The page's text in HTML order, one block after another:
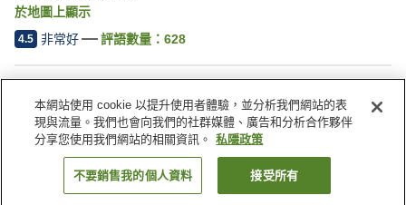
於地圖上顯示
4.5 非常好 評語數量： 628
停車場
桑拿
水療/美容院
泳池
日本 山形縣 山形 藏王溫泉山形高見屋集團瑠璃度假村
找客房
本網站使用 cookie 以提升使用者體驗，並分析我們網站的表
現與流量。我們也會向我們的社群媒體、廣告和分析合作夥伴
分享您使用我們網站的相關資訊。
私隱政策
不要銷售我的個人資料 接受所有